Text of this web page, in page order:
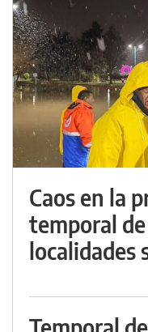
Caos en la
temporal
localidades